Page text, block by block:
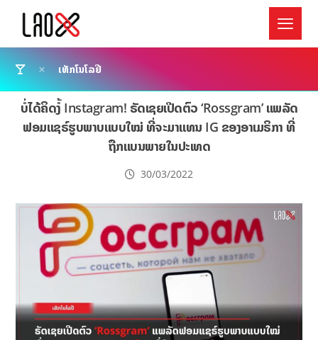
ເທັກໂນໂລຢີ
ບໍ່ໄດ້ຄິດງໍ້ Instagram! ຣັດເຊຍເປີດຕົວ ‘Rossgram’ ແພລັດ
ຟອມແຊຣ໌ຮູບພາບແບບໃໝ່ ທີ່ຈະມາແທນ IG ຂອງອາເມຣິກາ ທີ່
ຖືກແບນພາຍໃນປະເທດ
30/03/2022